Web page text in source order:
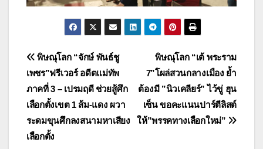
แนะแนว
เรื่อง
พิษณุโลก “เต้ พระราม
7”โผล่สวนกลางเมือง ย้ำ
ต้องมี ”นิวเคลียร์” ไว้ขู่ ฮุน
เซ็น ขอคะแนนปาร์ตีลิสต์
ให้”พรรคทางเลือกใหม่”
พิษณุโลก “จักษ์ พันธ์ชู
เพชร”ฟรีเวอร์ อดีตแม่ทัพ
ภาคที่ 3 – เปรมฤดี ช่วยสู้ศึก
เลือกตั้งเขต 1 ส้ม-แดง ผวา
ระดมขุนศึกลงสนามหาเสียง
เลือกตั้ง